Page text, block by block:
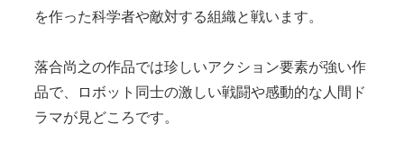
を作った科学者や敵対する組織と戦います。
落合尚之の作品では珍しいアクション要素が強い作
品で、ロボット同士の激しい戦闘や感動的な人間ド
ラマが見どころです。